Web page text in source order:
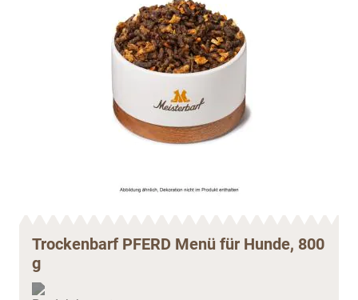
Trockenbarf PFERD Menü für Hunde, 800
g